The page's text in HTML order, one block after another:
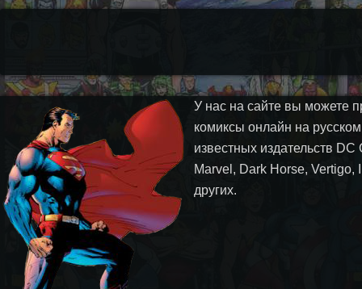
У нас на сайте вы можете
комиксы онлайн на
известных издательств DC
Marvel, Dark Horse, Vertigo,
других.